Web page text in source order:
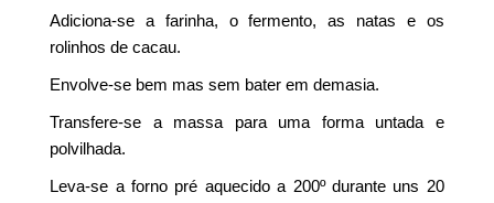
Adiciona-se a farinha, o fermento, as natas e os
rolinhos de cacau.
Envolve-se bem mas sem bater em demasia.
Transfere-se a massa para uma forma untada e
polvilhada.
Leva-se a forno pré aquecido a 200º durante uns 20